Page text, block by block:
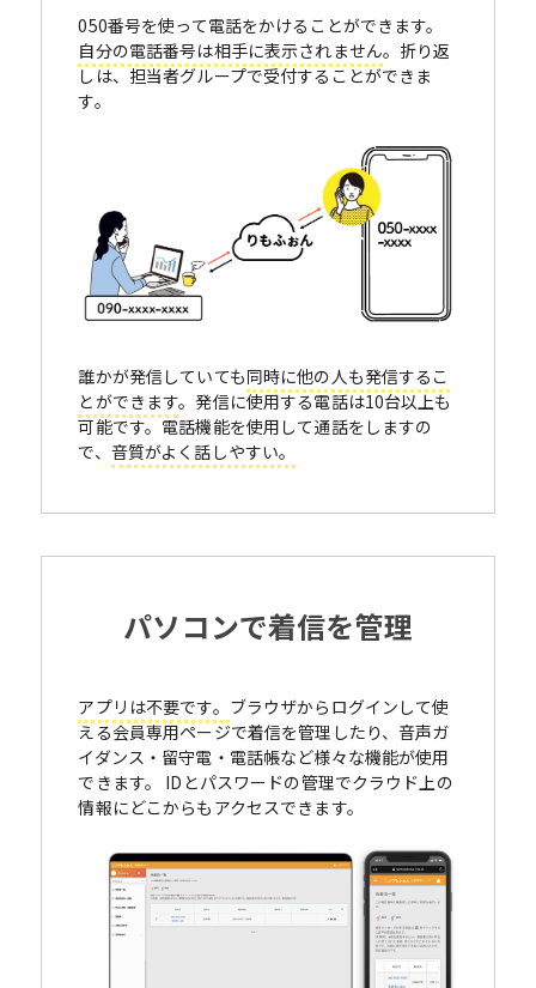
050番号を使って電話をかけることができます。
自分の電話番号は相手に表示されません。折り返
しは、担当者グループで受付することができま
す。
誰かが発信していても同時に他の人も発信するこ
とができます。発信に使用する電話は10台以上も
可能です。電話機能を使用して通話をしますの
で、 音質がよく話しやすい。
パソコンで着信を管理
アプリは不要です。 ブラウザからログインして使
える会員専用ページで着信を管理したり、音声ガ
イダンス・留守電・電話帳など様々な機能が使用
できます。 IDとパスワードの管理でクラウド上の
情報にどこからもアクセスできます。